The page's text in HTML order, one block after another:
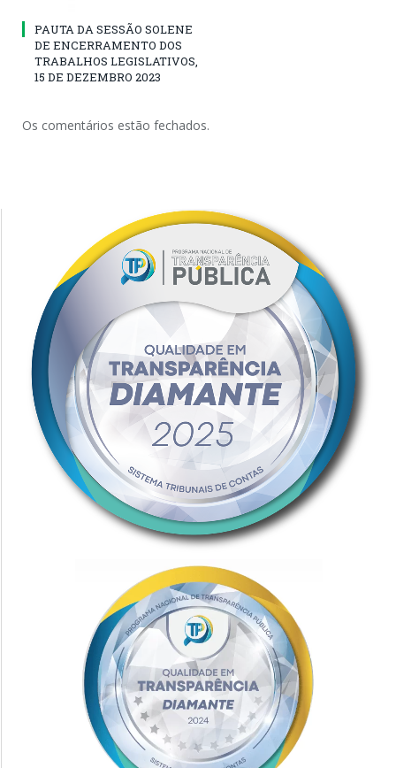
PAUTA DA SESSÃO SOLENE
DE ENCERRAMENTO DOS
TRABALHOS LEGISLATIVOS,
15 DE DEZEMBRO 2023
Os comentários estão fechados.